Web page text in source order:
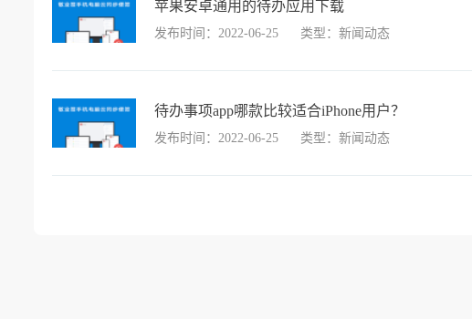
苹果安卓通用的待办应用下载
发布时间：2022-06-25 类型：新闻动态
待办事项app哪款比较适合iPhone用户？
发布时间：2022-06-25 类型：新闻动态